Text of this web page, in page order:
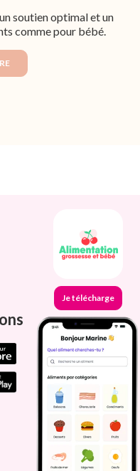
soutien optimal et un
comme pour bébé.
Je télécharge